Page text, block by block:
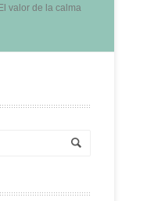
El valor de la calma